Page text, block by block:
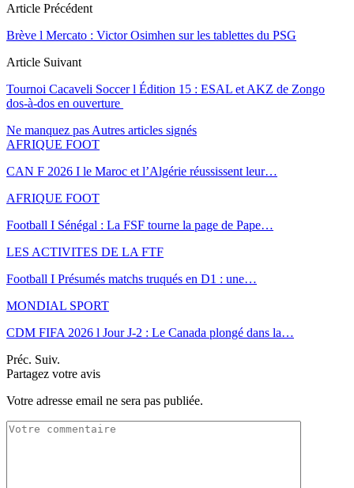
Article Précédent
Brève l Mercato : Victor Osimhen sur les tablettes du PSG
Article Suivant
Tournoi Cacaveli Soccer l Édition 15 : ESAL et AKZ de Zongo
dos-à-dos en ouverture
Ne manquez pas Autres articles signés
AFRIQUE FOOT
CAN F 2026 I le Maroc et l’Algérie réussissent leur…
AFRIQUE FOOT
Football I Sénégal : La FSF tourne la page de Pape…
LES ACTIVITES DE LA FTF
Football I Présumés matchs truqués en D1 : une…
MONDIAL SPORT
CDM FIFA 2026 l Jour J-2 : Le Canada plongé dans la…
Préc. Suiv.
Partagez votre avis
Votre adresse email ne sera pas publiée.